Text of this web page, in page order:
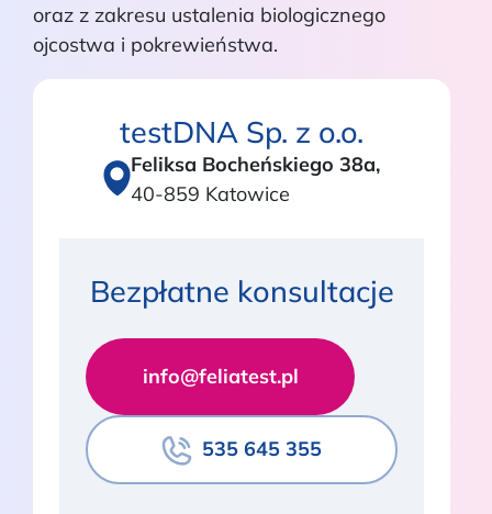
oraz z zakresu ustalenia biologicznego
ojcostwa i pokrewieństwa.
testDNA Sp. z o.o.
Feliksa Bocheńskiego 38a,
40-859 Katowice
Bezpłatne konsultacje
info@feliatest.pl
535 645 355